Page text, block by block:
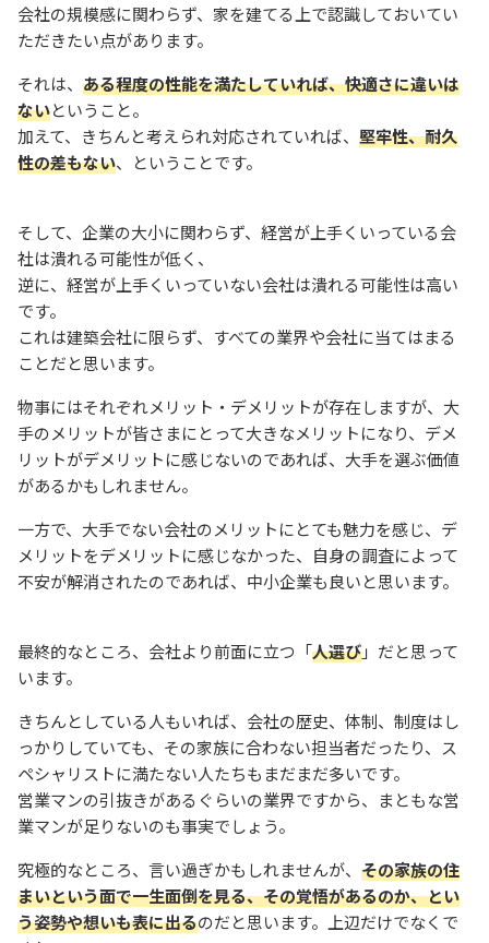
会社の規模感に関わらず、家を建てる上で認識しておいてい
ただきたい点があります。
それは、 ある程度の性能を満たしていれば、快適さに違いは
ないということ。
加えて、きちんと考えられ対応されていれば、 堅牢性、耐久
性の差もない、ということです。
そして、企業の大小に関わらず、経営が上手くいっている会
社は潰れる可能性が低く、
逆に、経営が上手くいっていない会社は潰れる可能性は高い
です。
これは建築会社に限らず、すべての業界や会社に当てはまる
ことだと思います。
物事にはそれぞれメリット・デメリットが存在しますが、大
手のメリットが皆さまにとって大きなメリットになり、デメ
リットがデメリットに感じないのであれば、大手を選ぶ価値
があるかもしれません。
一方で、大手でない会社のメリットにとても魅力を感じ、デ
メリットをデメリットに感じなかった、自身の調査によって
不安が解消されたのであれば、中小企業も良いと思います。
最終的なところ、会社より前面に立つ「人選び 」だと思って
います。
きちんとしている人もいれば、会社の歴史、体制、制度はし
っかりしていても、その家族に合わない担当者だったり、ス
ペシャリストに満たない人たちもまだまだ多いです。
営業マンの引抜きがあるぐらいの業界ですから、まともな営
業マンが足りないのも事実でしょう。
究極的なところ、言い過ぎかもしれませんが、 その家族の住
まいという面で一生面倒を見る、その覚悟があるのか、とい
う姿勢や想いも表に出るのだと思います。上辺だけでなくで